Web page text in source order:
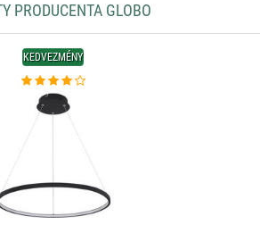
PRODUCENTA GLOBO
KEDVEZMÉNY